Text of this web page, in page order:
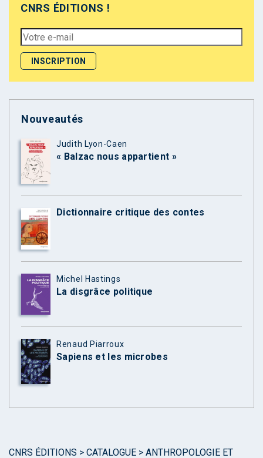
CNRS ÉDITIONS !
Nouveautés
Judith Lyon-Caen
« Balzac nous appartient »
Dictionnaire critique des contes
Michel Hastings
La disgrâce politique
Renaud Piarroux
Sapiens et les microbes
CNRS ÉDITIONS > CATALOGUE > ANTHROPOLOGIE ET